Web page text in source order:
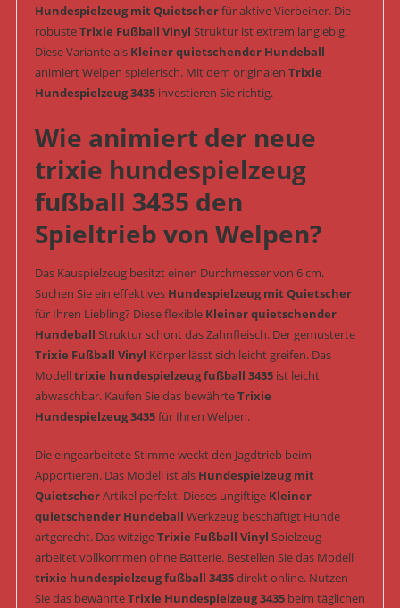
Hundespielzeug mit Quietscherfür aktive Vierbeiner. Die
robusteTrixie Fußball Vinyl Struktur ist extrem langlebig.
Diese Variante als Kleiner quietschender Hundeball
animiert Welpen spielerisch. Mit dem originalen Trixie
Hundespielzeug 3435investieren Sie richtig.
Wie animiert der neue
trixie hundespielzeug
fußball 3435 den
Spieltrieb von Welpen?
Das Kauspielzeug besitzt einen Durchmesser von 6 cm.
Suchen Sie ein effektives Hundespielzeug mit Quietscher
für Ihren Liebling? Diese flexible Kleiner quietschender
Hundeball Struktur schont das Zahnfleisch. Der gemusterte
Trixie Fußball Vinyl Körper lässt sich leicht greifen. Das
Modelltrixie hundespielzeug fußball 3435ist leicht
abwaschbar. Kaufen Sie das bewährteTrixie
Hundespielzeug 3435für Ihren Welpen.
Die eingearbeitete Stimme weckt den Jagdtrieb beim
Apportieren. Das Modell ist als Hundespielzeug mit
QuietscherArtikel perfekt. Dieses ungiftige Kleiner
quietschender Hundeball Werkzeug beschäftigt Hunde
artgerecht. Das witzigeTrixie Fußball Vinyl Spielzeug
arbeitet vollkommen ohne Batterie. Bestellen Sie das Modell
trixie hundespielzeug fußball 3435direkt online. Nutzen
Sie das bewährteTrixie Hundespielzeug 3435beim täglichen